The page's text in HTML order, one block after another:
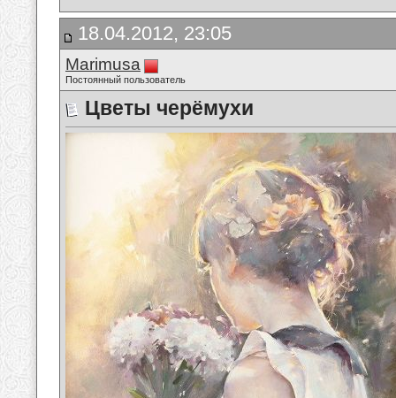
18.04.2012, 23:05
Marimusa
Постоянный пользователь
Цветы черёмухи